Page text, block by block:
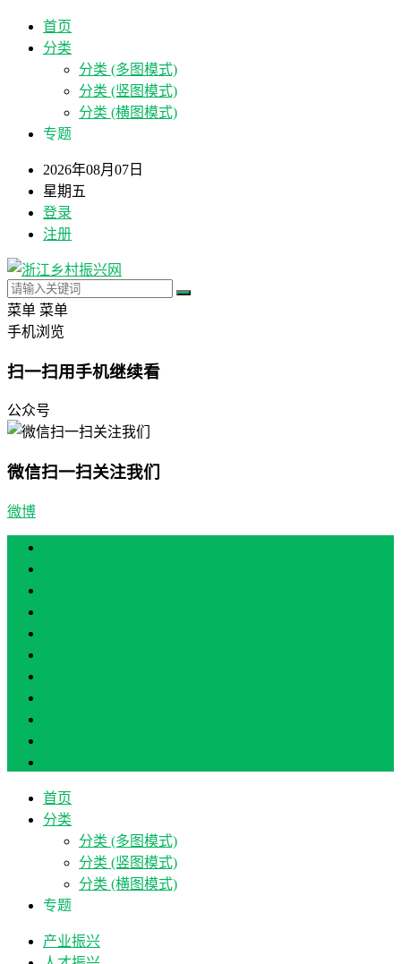
首页
分类
分类 (多图模式)
分类 (竖图模式)
分类 (横图模式)
专题
2026年08月07日
星期五
登录
注册
菜单 菜单
手机浏览
扫一扫用手机继续看
公众号
微信扫一扫关注我们
微博
首页
分类
分类 (多图模式)
分类 (竖图模式)
分类 (横图模式)
专题
产业振兴